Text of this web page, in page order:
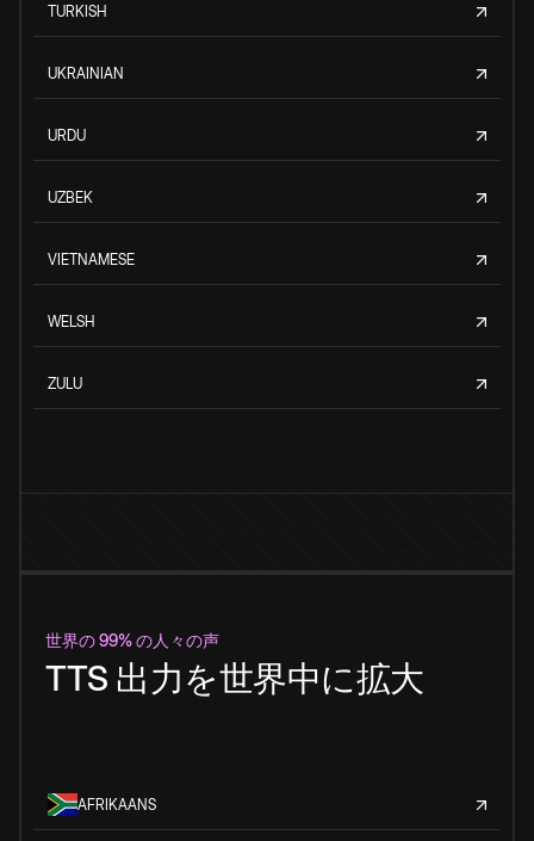
TURKISH
UKRAINIAN
URDU
UZBEK
VIETNAMESE
WELSH
ZULU
世界の 99% の人々の声
TTS 出力を世界中に拡大
AFRIKAANS